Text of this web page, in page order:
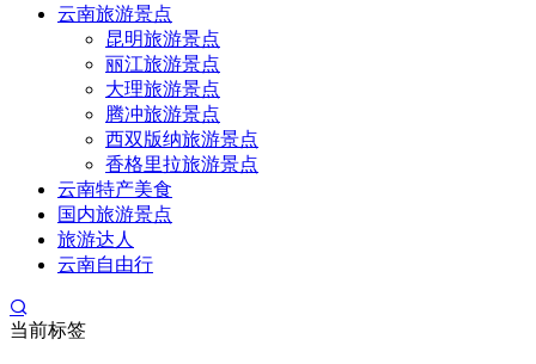
云南旅游景点
昆明旅游景点
丽江旅游景点
大理旅游景点
腾冲旅游景点
西双版纳旅游景点
香格里拉旅游景点
云南特产美食
国内旅游景点
旅游达人
云南自由行
当前标签